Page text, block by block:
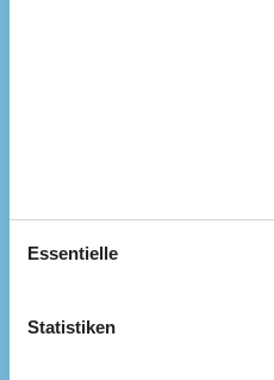
Entfernung zu
Essentielle
Statistiken